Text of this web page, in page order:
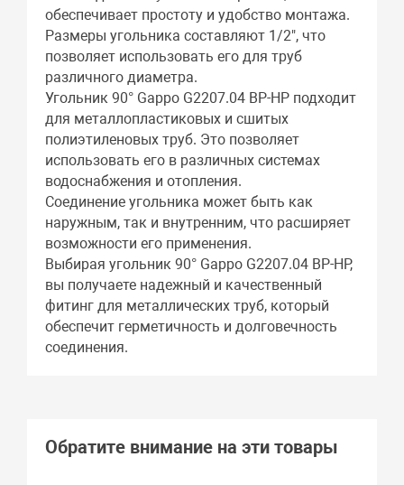
обеспечивает простоту и удобство монтажа.
Размеры угольника составляют 1/2", что
позволяет использовать его для труб
различного диаметра.
Угольник 90° Gappo G2207.04 ВР-НР подходит
для металлопластиковых и сшитых
полиэтиленовых труб. Это позволяет
использовать его в различных системах
водоснабжения и отопления.
Соединение угольника может быть как
наружным, так и внутренним, что расширяет
возможности его применения.
Выбирая угольник 90° Gappo G2207.04 ВР-НР,
вы получаете надежный и качественный
фитинг для металлических труб, который
обеспечит герметичность и долговечность
соединения.
Обратите внимание на эти товары